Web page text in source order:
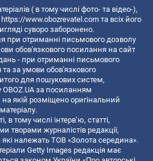
( в тому числі фото- та відео-),
https://www.obozrevatel.com та всіх його
суворо заборонено.
при отриманні письмового дозволу
обов'язкового посилання на сайт
- при отриманні письмового
за умови обов'язкового
для пошукових систем,
OBOZ.UA за посиланням
, на якій розміщено оригінальний
в тому числі інтерв’ю, статті,
творами журналістів редакції,
належать ТОВ «Золота середина».
Getty Images редакція має